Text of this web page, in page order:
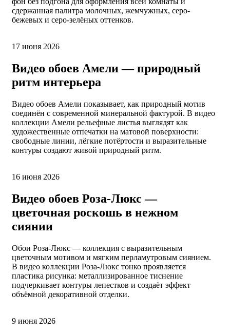
сдержанная палитра молочных, жемчужных, серо-
бежевых и серо-зелёных оттенков.
17 июня 2026
Видео обоев Амели — природный
ритм интерьера
Видео обоев Амели показывает, как природный мотив
соединён с современной минеральной фактурой. В видео
коллекции Амели рельефные листья выглядят как
художественные отпечатки на матовой поверхности:
свободные линии, лёгкие потёртости и выразительные
контуры создают живой природный ритм.
16 июня 2026
Видео обоев Роза-Люкс —
цветочная роскошь в нежном
сиянии
Обои Роза-Люкс — коллекция с выразительным
цветочным мотивом и мягким перламутровым сиянием.
В видео коллекции Роза-Люкс тонко проявляется
пластика рисунка: металлизированное тиснение
подчеркивает контуры лепестков и создаёт эффект
объёмной декоративной отделки.
9 июня 2026